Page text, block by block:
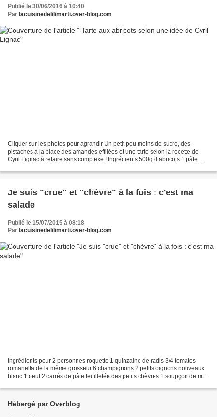
Publié le 30/06/2016 à 10:40
Par lacuisinedelilimarti.over-blog.com
Cliquer sur les photos pour agrandir Un petit peu moins de sucre, des
pistaches à la place des amandes effilées et une tarte selon la recette de
Cyril Lignac à refaire sans complexe ! Ingrédients 500g d’abricots 1 pâte
Je suis "crue" et "chèvre" à la fois : c'est ma
salade
Publié le 15/07/2015 à 08:18
Par lacuisinedelilimarti.over-blog.com
Ingrédients pour 2 personnes roquette 1 quinzaine de radis 3/4 tomates
romanella de la même grosseur 6 champignons 2 petits oignons nouveaux
blanc 1 oeuf 2 carrés de pâte feuilletée des petits chèvres 1 soupçon de miel
Hébergé par Overblog